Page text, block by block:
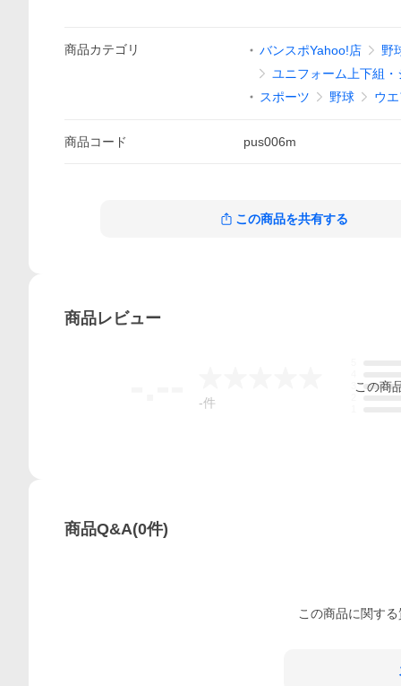
商品カテゴリ バンスポYahoo!店
野
ユニフォーム上下組・
スポーツ
野球 ウ
商品コード pus006m
この商品を共有する
商品レビュー
-件
この商
商品Q&A(0件)
この商品に関す